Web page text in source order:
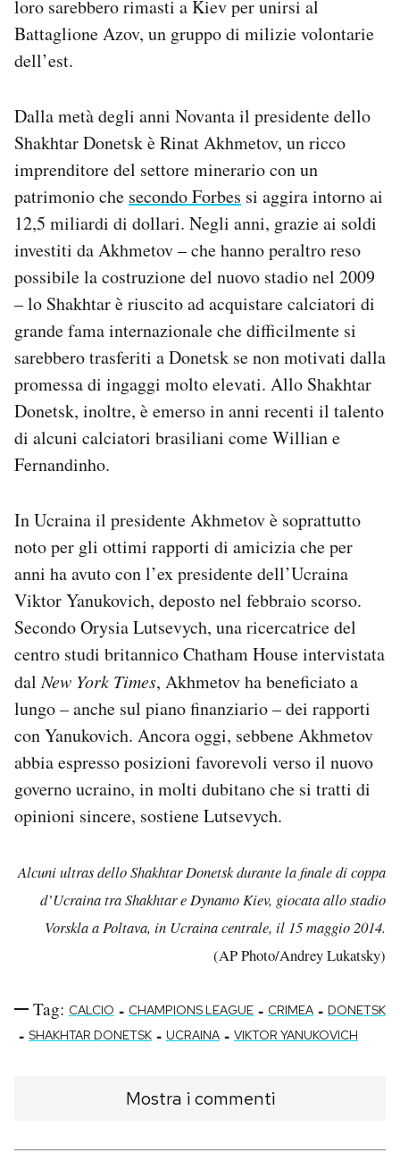
loro sarebbero rimasti a Kiev per unirsi al
Battaglione Azov, un gruppo di milizie volontarie
dell’est.
Dalla metà degli anni Novanta il presidente dello
Shakhtar Donetsk è Rinat Akhmetov, un ricco
imprenditore del settore minerario con un
patrimonio che secondo Forbes si aggira intorno ai
12,5 miliardi di dollari. Negli anni, grazie ai soldi
investiti da Akhmetov – che hanno peraltro reso
possibile la costruzione del nuovo stadio nel 2009
– lo Shakhtar è riuscito ad acquistare calciatori di
grande fama internazionale che difficilmente si
sarebbero trasferiti a Donetsk se non motivati dalla
promessa di ingaggi molto elevati. Allo Shakhtar
Donetsk, inoltre, è emerso in anni recenti il talento
di alcuni calciatori brasiliani come Willian e
Fernandinho.
In Ucraina il presidente Akhmetov è soprattutto
noto per gli ottimi rapporti di amicizia che per
anni ha avuto con l’ex presidente dell’Ucraina
Viktor Yanukovich, deposto nel febbraio scorso.
Secondo Orysia Lutsevych, una ricercatrice del
centro studi britannico Chatham House intervistata
dalNew York Times, Akhmetov ha beneficiato a
lungo – anche sul piano finanziario – dei rapporti
con Yanukovich. Ancora oggi, sebbene Akhmetov
abbia espresso posizioni favorevoli verso il nuovo
governo ucraino, in molti dubitano che si tratti di
opinioni sincere, sostiene Lutsevych.
Alcuni ultras dello Shakhtar Donetsk durante la finale di coppa
d’Ucraina tra Shakhtar e Dynamo Kiev, giocata allo stadio
Vorskla a Poltava, in Ucraina centrale, il 15 maggio 2014.
(AP Photo/Andrey Lukatsky)
Tag: CALCIO - CHAMPIONS LEAGUE - CRIMEA - DONETSK
- SHAKHTAR DONETSK - UCRAINA - VIKTOR YANUKOVICH
Mostra i commenti